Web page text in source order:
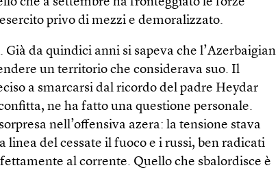
privo di mezzi e demoralizzato.
Già da quindici anni si sapeva che l’Azerbaigian
un territorio che considerava suo. Il
a smarcarsi dal ricordo del padre Heydar
ne ha fatto una questione personale.
nell’offensiva azera: la tensione stava
linea del cessate il fuoco e i russi, ben radicati
al corrente. Quello che sbalordisce è